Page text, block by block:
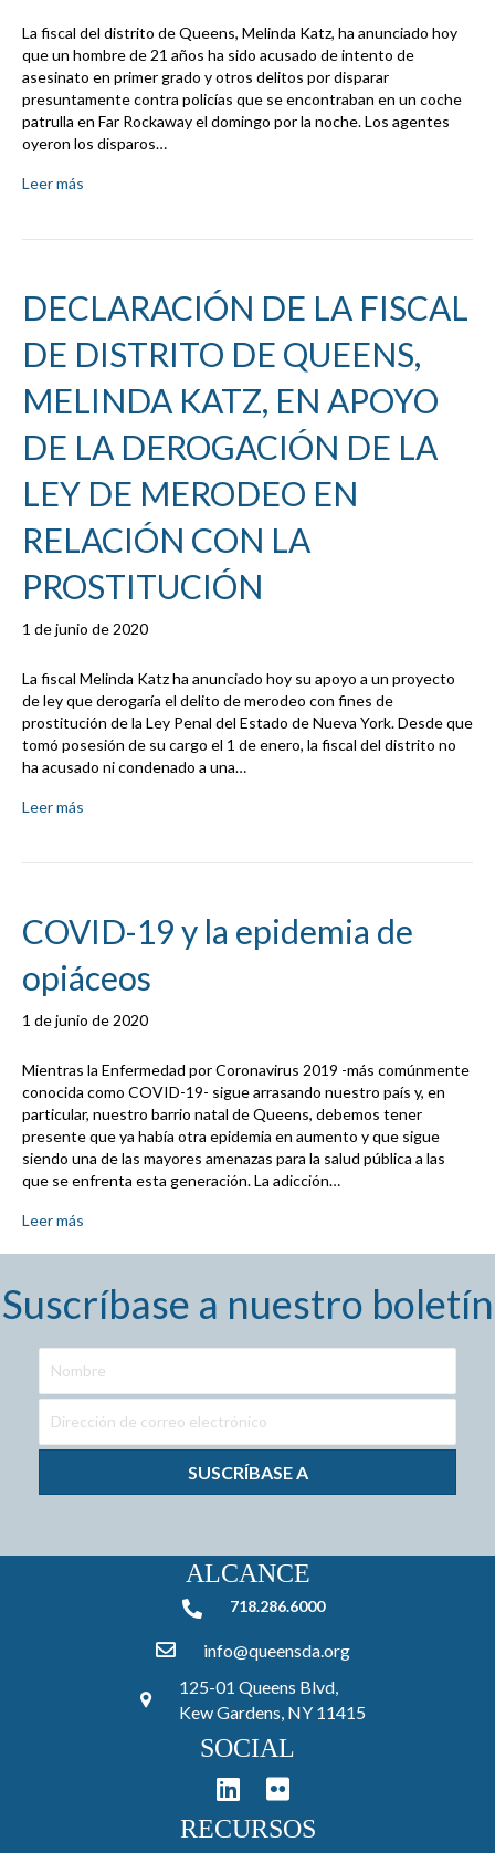
La fiscal del distrito de Queens, Melinda Katz, ha anunciado hoy
que un hombre de 21 años ha sido acusado de intento de
asesinato en primer grado y otros delitos por disparar
presuntamente contra policías que se encontraban en un coche
patrulla en Far Rockaway el domingo por la noche. Los agentes
oyeron los disparos…
Leer más
DECLARACIÓN DE LA FISCAL
DE DISTRITO DE QUEENS,
MELINDA KATZ, EN APOYO
DE LA DEROGACIÓN DE LA
LEY DE MERODEO EN
RELACIÓN CON LA
PROSTITUCIÓN
1 de junio de 2020
La fiscal Melinda Katz ha anunciado hoy su apoyo a un proyecto
de ley que derogaría el delito de merodeo con fines de
prostitución de la Ley Penal del Estado de Nueva York. Desde que
tomó posesión de su cargo el 1 de enero, la fiscal del distrito no
ha acusado ni condenado a una…
Leer más
COVID-19 y la epidemia de
opiáceos
1 de junio de 2020
Mientras la Enfermedad por Coronavirus 2019 -más comúnmente
conocida como COVID-19- sigue arrasando nuestro país y, en
particular, nuestro barrio natal de Queens, debemos tener
presente que ya había otra epidemia en aumento y que sigue
siendo una de las mayores amenazas para la salud pública a las
que se enfrenta esta generación. La adicción…
Leer más
Suscríbase a nuestro boletín
SUSCRÍBASE A
ALCANCE
718.286.6000718.286.6000
info@queensda.org
125-01 Queens Blvd,
Kew Gardens, NY 11415
SOCIAL
RECURSOS